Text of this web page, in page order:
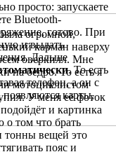
просто: запускаете
Bluetooth-
готово. При
и выдать
Дальше
. То есть
телефон, а он с
появляются карты,
огромной,
карман наверху
оверкилл. Мне
на бедро. То есть я
мотоциклистом
У меня её фоток
и картинка
о том что брать
тонны вещей это
пояс и